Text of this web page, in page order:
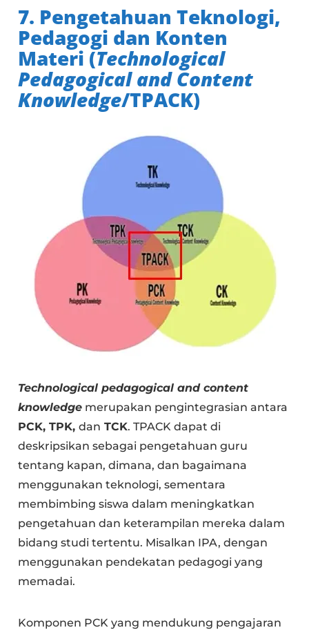
7. Pengetahuan Teknologi,
Pedagogi dan Konten
Materi (Technological
Pedagogical and Content
Knowledge/TPACK)
Technological pedagogical and content
knowledge merupakan pengintegrasian antara
PCK, TPK,dan TCK. TPACK dapat di
deskripsikan sebagai pengetahuan guru
tentang kapan, dimana, dan bagaimana
menggunakan teknologi, sementara
membimbing siswa dalam meningkatkan
pengetahuan dan keterampilan mereka dalam
bidang studi tertentu. Misalkan IPA, dengan
menggunakan pendekatan pedagogi yang
memadai.
Komponen PCK yang mendukung pengajaran